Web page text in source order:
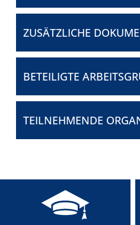
SCORES
PROGRAMM
PREISE
ZUSÄTZLICHE
BETEILIGTE
TEILNEHMENDE